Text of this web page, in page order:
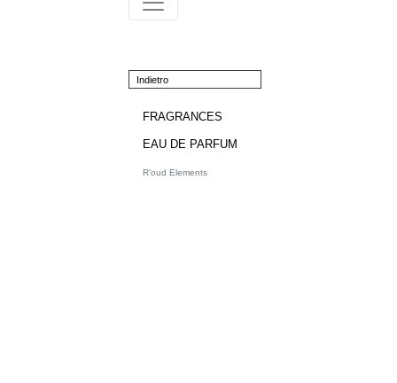
Indietro
FRAGRANCES
EAU DE PARFUM
R'oud Elements